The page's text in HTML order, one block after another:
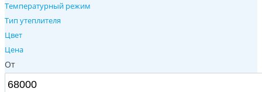
Температурный режим
Тип утеплителя
Цвет
Цена
От